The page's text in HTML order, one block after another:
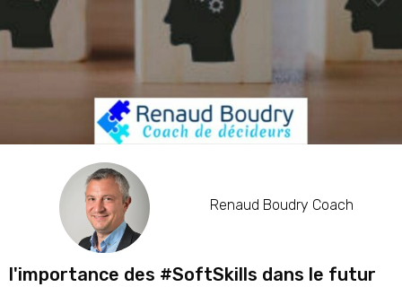
Renaud Boudry Coach
l'importance des #SoftSkills dans le futur